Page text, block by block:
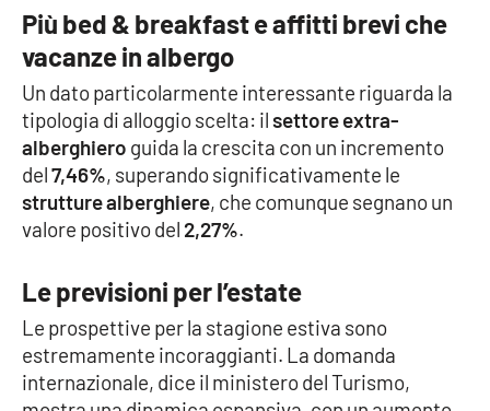
Android
Apple
Più bed & breakfast e affitti brevi che
vacanze in albergo
Un dato particolarmente interessante riguarda la
tipologia di alloggio scelta: ilsettore extra-
alberghiero guida la crescita con un incremento
del7,46%, superando significativamente le
strutture alberghiere, che comunque segnano un
valore positivo del 2,27%.
Le previsioni per l’estate
Le prospettive per la stagione estiva sono
estremamente incoraggianti. La domanda
internazionale, dice il ministero del Turismo,